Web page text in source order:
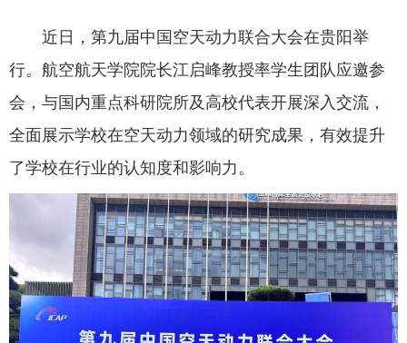
近日，第九届中国空天动力联合大会在贵阳举
行。航空航天学院院长江启峰教授率学生团队应邀参
会，与国内重点科研院所及高校代表开展深入交流，
全面展示学校在空天动力领域的研究成果，有效提升
了学校在行业的认知度和影响力。